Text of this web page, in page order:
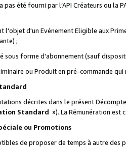
pas été fourni par l’API Créateurs ou la
l'objet d'un Evénement Eligible aux
;
sous forme d'abonnement (sauf
ou Produit en pré-commande
décrites dans le présent
Standard »). La Rémunération est
ou Promotions
de proposer de temps à autre